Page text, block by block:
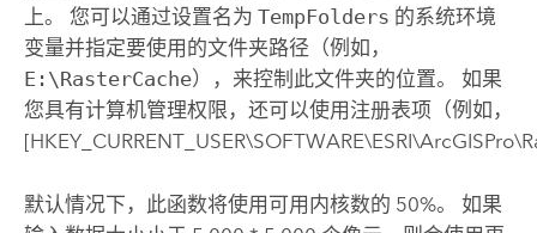
上。 您可以通过设置名为 TempFolders 的系统环境
变量并指定要使用的文件夹路径（例如，
E:\RasterCache），来控制此文件夹的位置。 如果
您具有计算机管理权限，还可以使用注册表项（例如，
默认情况下，此函数将使用可用内核数的 50%。 如果